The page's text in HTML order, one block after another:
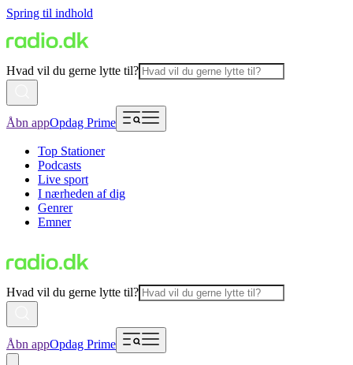
Spring til indhold
Hvad vil du gerne lytte til?
Åbn appOpdag Prime
Top Stationer
Podcasts
Live sport
I nærheden af dig
Genrer
Emner
Hvad vil du gerne lytte til?
Åbn appOpdag Prime